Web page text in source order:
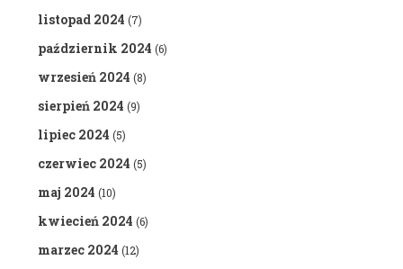
listopad 2024 (7)
październik 2024 (6)
wrzesień 2024 (8)
sierpień 2024 (9)
lipiec 2024 (5)
czerwiec 2024 (5)
maj 2024 (10)
kwiecień 2024 (6)
marzec 2024 (12)